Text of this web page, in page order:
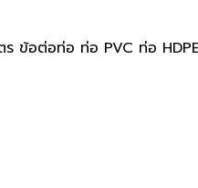
ข้อต่อท่อ ท่อ PVC ท่อ